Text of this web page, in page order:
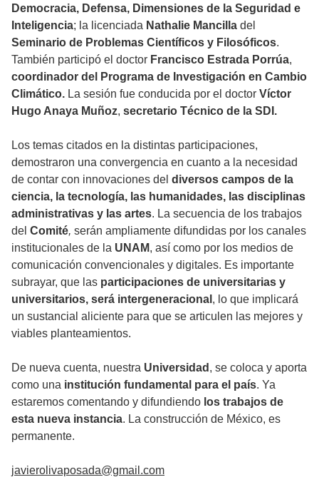
Democracia, Defensa, Dimensiones de la Seguridad e
Inteligencia; la licenciada Nathalie Mancilla del
Seminario de Problemas Científicos y Filosóficos.
También participó el doctor Francisco Estrada Porrúa,
coordinador del Programa de Investigación en Cambio
Climático. La sesión fue conducida por el doctor Víctor
Hugo Anaya Muñoz, secretario Técnico de la SDI.
Los temas citados en la distintas participaciones,
demostraron una convergencia en cuanto a la necesidad
de contar con innovaciones del diversos campos de la
ciencia, la tecnología, las humanidades, las disciplinas
administrativas y las artes. La secuencia de los trabajos
del Comité, serán ampliamente difundidas por los canales
institucionales de la UNAM, así como por los medios de
comunicación convencionales y digitales. Es importante
subrayar, que las participaciones de universitarias y
universitarios, será intergeneracional , lo que implicará
un sustancial aliciente para que se articulen las mejores y
viables planteamientos.
De nueva cuenta, nuestra Universidad , se coloca y aporta
como una institución fundamental para el país. Ya
estaremos comentando y difundiendo los trabajos de
esta nueva instancia. La construcción de México, es
permanente.
javierolivaposada@gmail.com